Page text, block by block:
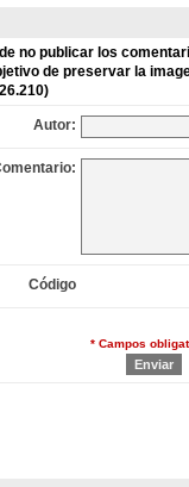
no publicar los
de preservar la
Autor:
Código
* Campos